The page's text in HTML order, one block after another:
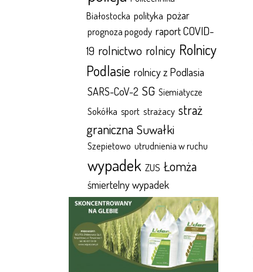
Białostocka polityka pożar
prognoza pogody raport COVID-
19 rolnictwo rolnicy Rolnicy
Podlasie rolnicy z Podlasia
SARS-CoV-2 SG Siemiatycze
Sokółka sport strażacy straż
graniczna Suwałki
Szepietowo utrudnienia w ruchu
wypadek ZUS Łomża
śmiertelny wypadek